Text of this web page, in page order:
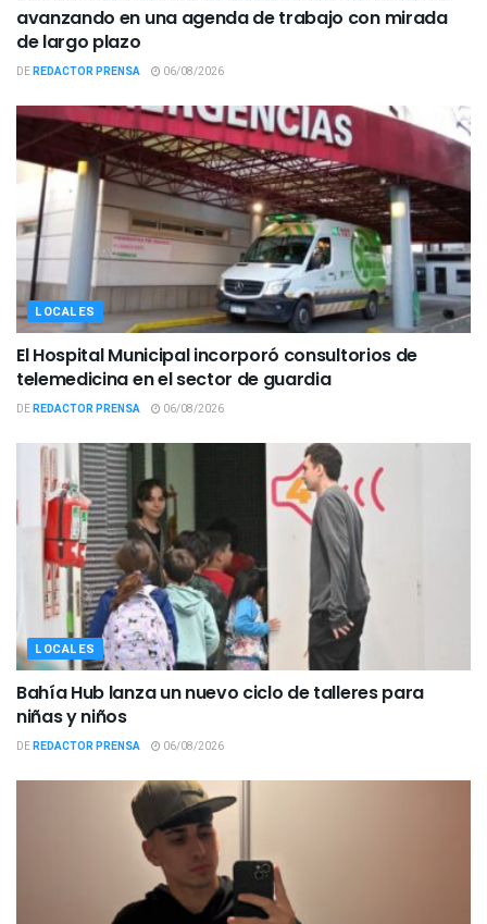
avanzando en una agenda de trabajo con mirada
de largo plazo
DEREDACTOR PRENSA 06/08/2026
LOCALES
El Hospital Municipal incorporó consultorios de
telemedicina en el sector de guardia
DEREDACTOR PRENSA 06/08/2026
LOCALES
Bahía Hub lanza un nuevo ciclo de talleres para
niñas y niños
DEREDACTOR PRENSA 06/08/2026